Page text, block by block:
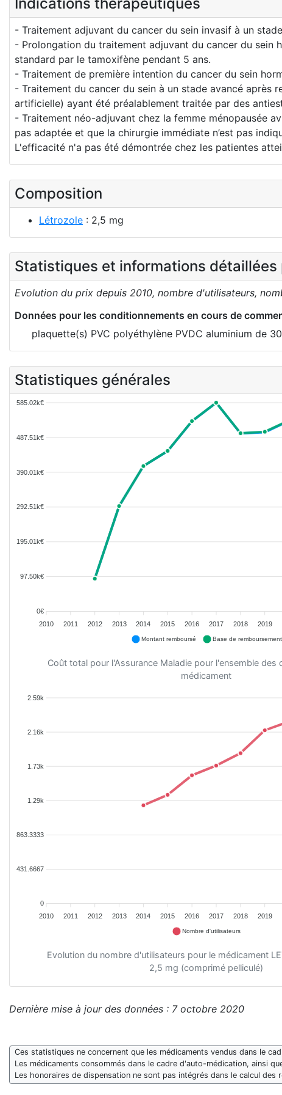
- Traitement adjuvant du cancer du sein invasif à un
- Prolongation du traitement adjuvant du cancer du sein
standard par le tamoxifène pendant 5 ans.
- Traitement de première intention du cancer du sein
- Traitement du cancer du sein à un stade avancé après
artificielle) ayant été préalablement traitée par des
- Traitement néo-adjuvant chez la femme ménopausée
pas adaptée et que la chirurgie immédiate n’est pas
L'efficacité n'a pas été démontrée chez les patientes
Composition
Létrozole : 2,5 mg
Statistiques et informations
Evolution du prix depuis 2010, nombre d'utilisateurs,
Données pour les conditionnements en cours de
plaquette(s) PVC polyéthylène PVDC aluminium de
Statistiques générales
585.02k€
487.51k€
390.01k€
292.51k€
195.01k€
97.50k€
0€
2010
2011 2012 2013 2014 2015 2016 2017 2018 2019
Montant remboursé Base de remboursement
Coût total pour l'Assurance Maladie pour l'ensemble des
médicament
2.59k
2.16k
1.73k
1.29k
863.3333
431.6667
0
2010
2011 2012 2013 2014 2015 2016 2017 2018 2019
Nombre d'utilisateurs
Evolution du nombre d'utilisateurs pour le médicament
2,5 mg (comprimé pelliculé)
Dernière mise à jour des données : 7 octobre 2020
Ces statistiques ne concernent que les médicaments vendus dans le
Les médicaments consommés dans le cadre d'auto-médication, ainsi
Les honoraires de dispensation ne sont pas intégrés dans le calcul des